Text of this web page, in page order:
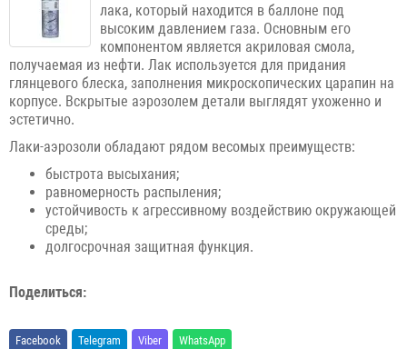
лака, который находится в баллоне под
высоким давлением газа. Основным его
компонентом является акриловая смола,
получаемая из нефти. Лак используется для придания
глянцевого блеска, заполнения микроскопических царапин на
корпусе. Вскрытые аэрозолем детали выглядят ухоженно и
эстетично.
Лаки-аэрозоли обладают рядом весомых преимуществ:
быстрота высыхания;
равномерность распыления;
устойчивость к агрессивному воздействию окружающей
среды;
долгосрочная защитная функция.
Поделиться:
Facebook Telegram Viber WhatsApp